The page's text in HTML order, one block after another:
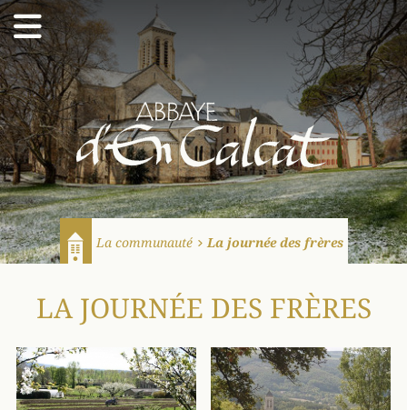
Abbaye d'En Calcat
La communauté La journée des frères
LA JOURNÉE DES FRÈRES